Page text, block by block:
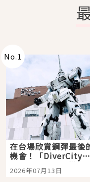
No.1
在台場欣賞鋼彈最後
機會！「DiverCity
Tokyo Plaza」搭船、
購物、美食及夜景，一
2026年07月13日